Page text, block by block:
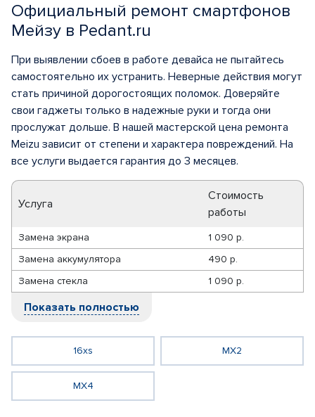
Официальный ремонт смартфонов
Мейзу в Pedant.ru
При выявлении сбоев в работе девайса не пытайтесь
самостоятельно их устранить. Неверные действия могут
стать причиной дорогостоящих поломок. Доверяйте
свои гаджеты только в надежные руки и тогда они
прослужат дольше. В нашей мастерской цена ремонта
Meizu зависит от степени и характера повреждений. На
все услуги выдается гарантия до 3 месяцев.
Услуга
Стоимость
работы
Замена экрана
1 090 р.
Замена аккумулятора
490 р.
Замена стекла
1 090 р.
Показать полностью
16xs MX2
MX4